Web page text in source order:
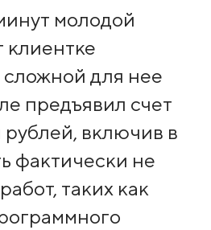
молодой
клиентке
сложной для нее
предъявил счет
рублей, включив в
фактически не
таких как